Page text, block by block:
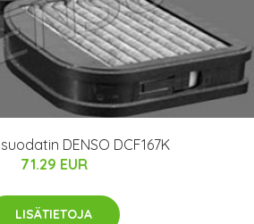
DENSO DCF167K
71.29 EUR
LISÄTIETOJA